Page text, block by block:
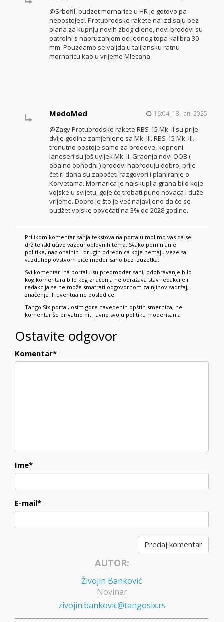
@Srbofil, budzet mornarice u HR je gotovo pa
nepostojeci. Protubrodske rakete na izdisaju bez
plana za kupnju novih zbog cijene, novi brodovi su
patrolni s naoruzanjem od jednog topa kalibra 30
mm. Pouzdamo se valjda u talijansku ratnu
mornaricu kao u vrijeme Mlecana.
MedoMed 16:04, 18. jan. 2025.
@Zagy Protubrodske rakete RBS-15 Mk. II su prije
dvije godine zamjenjene sa Mk. III. RBS-15 Mk. III.
trenutno postoje samo za brodove, kopneni
laneseri su još uvijek Mk. II. Gradnja novi OOB (
obalno ophodni ) brodovi napreduju dobro, prije
četiri dana su započeti razgovori i planiranje o
Korvetama. Mornarica je najskuplja grana bilo koje
vojske u svijetu, gdje će trebati puno novaca i duže
vrijeme. Dobro je što je već najavljeno da će se
budžet vojske povećati na 3% do 2028 godine.
Prilikom komentarisanja tekstova na portalu molimo vas da se
držite isključivo vazduhoplovnih tema. Svako pominjanje
politike, nacionalnih i drugih odrednica koje nemaju veze sa
vazduhoplovstvom biće moderisano bez izuzetka.
Svi komentari na portalu su predmoderisani, odobravanje bilo
kog komentara bilo kog značenja ne odražava stav redakcije i
redakcija se ne može smatrati odgovornom za njihov sadržaj,
značenje ili eventualne posledice.
Tango Six portal, osim gore navedenih opštih smernica, ne
komentariše privatno niti javno svoju politiku moderisanja
Ostavite odgovor
Komentar*
Ime*
E-mail*
AUTOR:
Živojin Banković
Novinar
zivojin.bankovic@tangosix.rs